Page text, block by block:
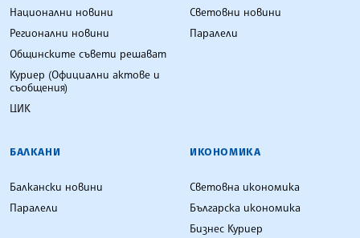
Национални новини
Регионални новини
Общинските съвети решават
Куриер (Официални актове и
съобщения)
ЦИК
Световни новини
Паралели
БАЛКАНИ
Балкански новини
Паралели
ИКОНОМИКА
Световна икономика
Българска икономика
Бизнес Куриер